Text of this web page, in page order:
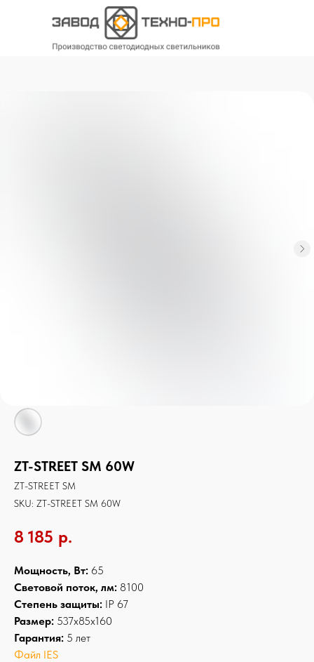
ZT-STREET SM 60W
ZT-STREET SM
SKU: ZT-STREET SM 60W
8 185 р.
Мощность, Вт: 65
Световой поток, лм: 8100
Степень защиты: IP 67
Размер: 537x85x160
Гарантия: 5 лет
Файл IES